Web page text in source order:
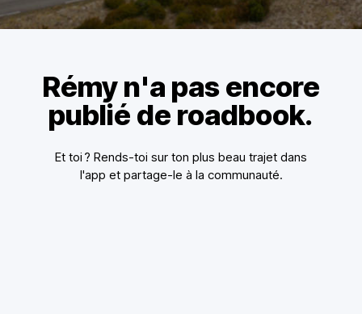
Rémy n'a pas encore
publié de roadbook.
Et toi ? Rends-toi sur ton plus beau trajet dans
l'app et partage-le à la communauté.